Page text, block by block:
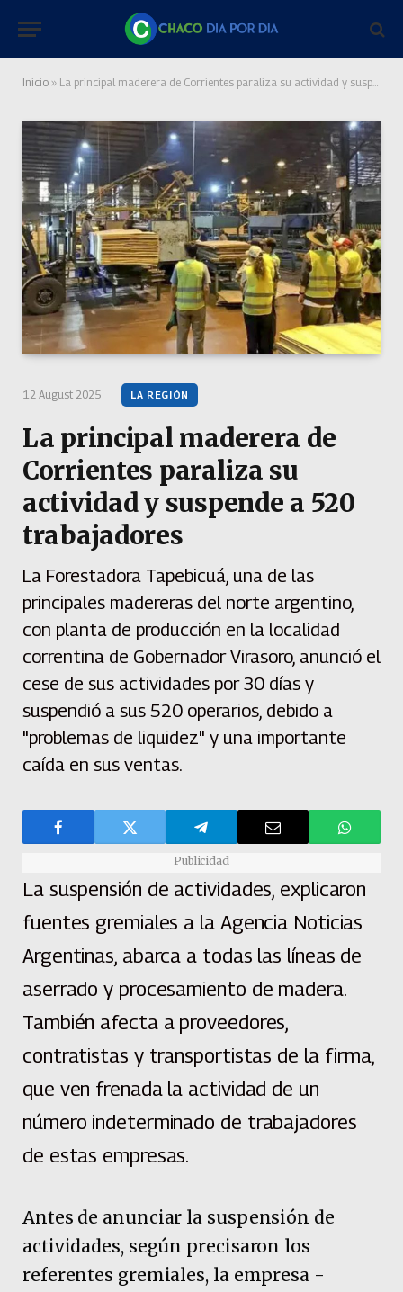
Inicio » La principal maderera de Corrientes paraliza su actividad y suspende a 520 trabajadores
12 August 2025 LA REGIÓN
La principal maderera de
Corrientes paraliza su
actividad y suspende a 520
trabajadores
La Forestadora Tapebicuá, una de las
principales madereras del norte argentino,
con planta de producción en la localidad
correntina de Gobernador Virasoro, anunció el
cese de sus actividades por 30 días y
suspendió a sus 520 operarios, debido a
"problemas de liquidez" y una importante
caída en sus ventas.
Publicidad
La suspensión de actividades, explicaron
fuentes gremiales a la Agencia Noticias
Argentinas, abarca a todas las líneas de
aserrado y procesamiento de madera.
También afecta a proveedores,
contratistas y transportistas de la firma,
que ven frenada la actividad de un
número indeterminado de trabajadores
de estas empresas.
Antes de anunciar la suspensión de
actividades, según precisaron los
referentes gremiales, la empresa -